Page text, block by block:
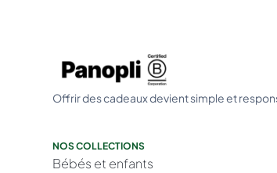
Offrir des cadeaux devient simple et
NOS COLLECTIONS
Bébés et enfants